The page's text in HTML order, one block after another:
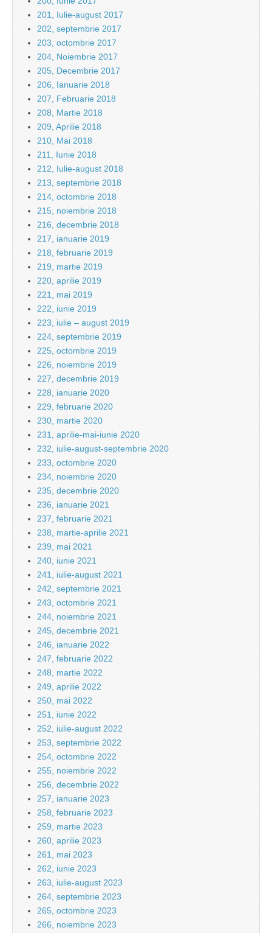
201, Iulie-august 2017
202, septembrie 2017
203, octombrie 2017
204, Noiembrie 2017
205, Decembrie 2017
206, Ianuarie 2018
207, Februarie 2018
208, Martie 2018
209, Aprilie 2018
210, Mai 2018
211, Iunie 2018
212, Iulie-august 2018
213, septembrie 2018
214, octombrie 2018
215, noiembrie 2018
216, decembrie 2018
217, ianuarie 2019
218, februarie 2019
219, martie 2019
220, aprilie 2019
221, mai 2019
222, iunie 2019
223, iulie – august 2019
224, septembrie 2019
225, octombrie 2019
226, noiembrie 2019
227, decembrie 2019
228, ianuarie 2020
229, februarie 2020
230, martie 2020
231, aprilie-mai-iunie 2020
232, iulie-august-septembrie 2020
233, octombrie 2020
234, noiembrie 2020
235, decembrie 2020
236, ianuarie 2021
237, februarie 2021
238, martie-aprilie 2021
239, mai 2021
240, iunie 2021
241, iulie-august 2021
242, septembrie 2021
243, octombrie 2021
244, noiembrie 2021
245, decembrie 2021
246, ianuarie 2022
247, februarie 2022
248, martie 2022
249, aprilie 2022
250, mai 2022
251, iunie 2022
252, iulie-august 2022
253, septembrie 2022
254, octombrie 2022
255, noiembrie 2022
256, decembrie 2022
257, ianuarie 2023
258, februarie 2023
259, martie 2023
260, aprilie 2023
261, mai 2023
262, iunie 2023
263, iulie-august 2023
264, septembrie 2023
265, octombrie 2023
266, noiembrie 2023